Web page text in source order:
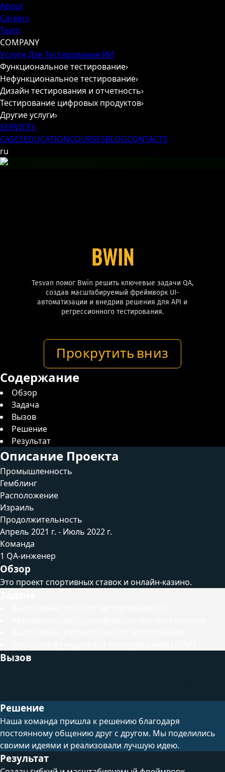
About
Careers
Team
COMPANY
Услуги Для Тестирования ИИ
Функциональное тестирование›
Нефункциональное тестирование›
Дизайн тестирования и отчетность›
Тестирование цифровых продуктов›
Другие услуги›
SERVICES
CASESEDUCATIONCOURSESBLOGCONTACTS
ru
BWIN
Tesvan помог Bwin решить ключевые задачи QA,
создав масштабируемый фреймворк UI-
автоматизации и внедрив решения для API и
регрессионного тестирования.
Прокрутить вниз
Содержание
Обзор
Задача
Вызов
Решение
Результат
Описание Проекта
Промышленность
Гемблинг
Расположение
Израиль
Продолжительность
Апрель 2021 г. - Июль 2022 г.
Команда
1 QA-инженер
Обзор
Это проект спортивных ставок и онлайн-казино.
Вызов
Решение
Наша команда пришла к решению благодаря
постоянному общению друг с другом. Мы поделились
своими идеями и реализовали лучшую идею.
Результат